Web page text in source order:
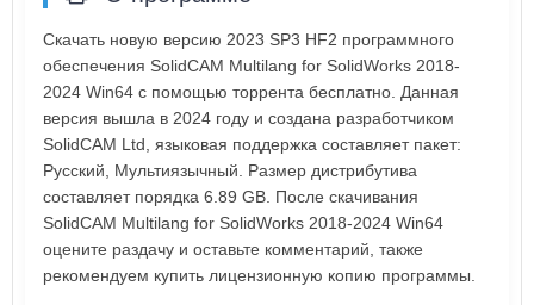
Скачать новую версию 2023 SP3 HF2 программного
обеспечения SolidCAM Multilang for SolidWorks 2018-
2024 Win64 с помощью торрента бесплатно. Данная
версия вышла в 2024 году и создана разработчиком
SolidCAM Ltd, языковая поддержка составляет пакет:
Русский, Мультиязычный. Размер дистрибутива
составляет порядка 6.89 GB. После скачивания
SolidCAM Multilang for SolidWorks 2018-2024 Win64
оцените раздачу и оставьте комментарий, также
рекомендуем купить лицензионную копию программы.